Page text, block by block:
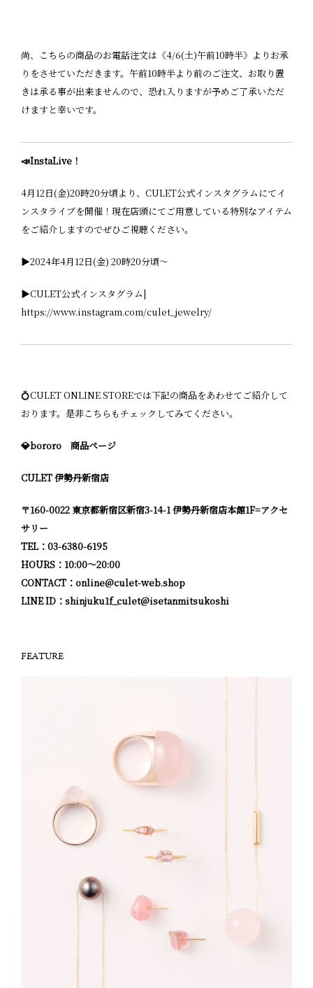
尚、こちらの商品のお電話注文は《4/6(土)午前10時半》よりお承
りをさせていただきます。午前10時半より前のご注文、お取り置
きは承る事が出来ませんので、恐れ入りますが予めご了承いただ
けますと幸いです。
📣InstaLive！
4月12日(金)20時20分頃より、CULET公式インスタグラムにてイ
ンスタライブを開催！現在店頭にてご用意している特別なアイテム
をご紹介しますのでぜひご視聴ください。
▶︎2024年4月12日(金) 20時20分頃〜
▶︎CULET公式インスタグラム|
https://www.instagram.com/culet_jewelry/
💍CULET ONLINE STOREでは下記の商品をあわせてご紹介して
おります。是非こちらもチェックしてみてください。
💎bororo 商品ページ
CULET 伊勢丹新宿店
〒160-0022 東京都新宿区新宿3-14-1 伊勢丹新宿店本館1F=アクセ
サリー
TEL：03-6380-6195
HOURS：10:00〜20:00
CONTACT：online@culet-web.shop
LINE ID： shinjuku1f_culet@isetanmitsukoshi
FEATURE